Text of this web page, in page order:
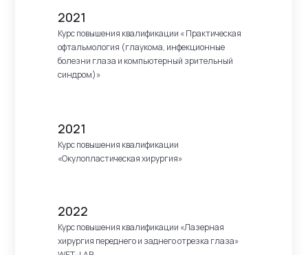
2021
Курс повышения квалификации « Практическая
офтальмология (глаукома, инфекционные
болезни глаза и компьютерный зрительный
синдром)»
2021
Курс повышения квалификации
«Окулопластическая хирургия»
2022
Курс повышения квалификации «Лазерная
хирургия переднего и заднего отрезка глаза»